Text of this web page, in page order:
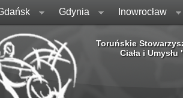
Gdynia Inowrocław
Toruńskie
Ciała i Umysłu